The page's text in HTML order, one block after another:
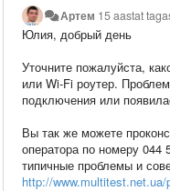
Артем 15 aastat
Юлия, добрый день
Уточните пожалуйста,
или Wi-Fi роутер.
подключения или
Вы так же можете
оператора по номеру
типичные проблемы и
http://www.multitest.net.ua/